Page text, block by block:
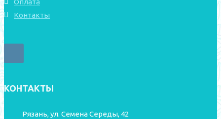
Оплата
Контакты
КОНТАКТЫ
Рязань, ул. Семена Середы, 42